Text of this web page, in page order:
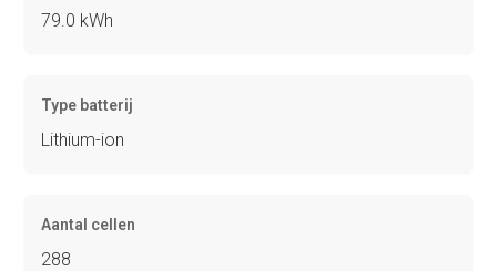
79.0 kWh
Type batterij
Lithium-ion
Aantal cellen
288